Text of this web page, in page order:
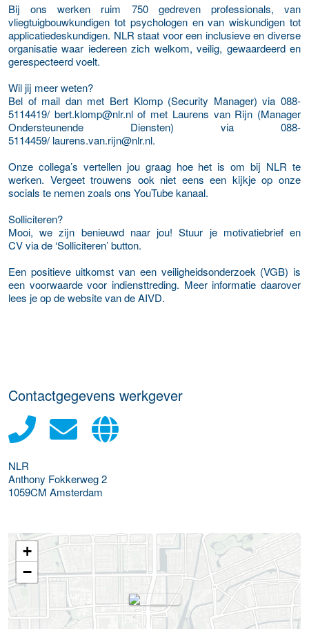
Bij ons werken ruim 750 gedreven professionals, van
vliegtuigbouwkundigen tot psychologen en van wiskundigen tot
applicatiedeskundigen. NLR staat voor een inclusieve en diverse
organisatie waar iedereen zich welkom, veilig, gewaardeerd en
gerespecteerd voelt.
Wil jij meer weten?
Bel of mail dan met Bert Klomp (Security Manager) via 088-
5114419/ bert.klomp@nlr.nl of met Laurens van Rijn (Manager
Ondersteunende Diensten) via 088-
5114459/ laurens.van.rijn@nlr.nl.
Onze collega’s vertellen jou graag hoe het is om bij NLR te
werken. Vergeet trouwens ook niet eens een kijkje op onze
socials te nemen zoals ons YouTube kanaal.
Solliciteren?
Mooi, we zijn benieuwd naar jou! Stuur je motivatiebrief en
CV via de ‘Solliciteren’ button.
Een positieve uitkomst van een veiligheidsonderzoek (VGB) is
een voorwaarde voor indiensttreding. Meer informatie daarover
lees je op de website van de AIVD.
Contactgegevens werkgever
NLR
Anthony Fokkerweg 2
1059CM Amsterdam
+
−